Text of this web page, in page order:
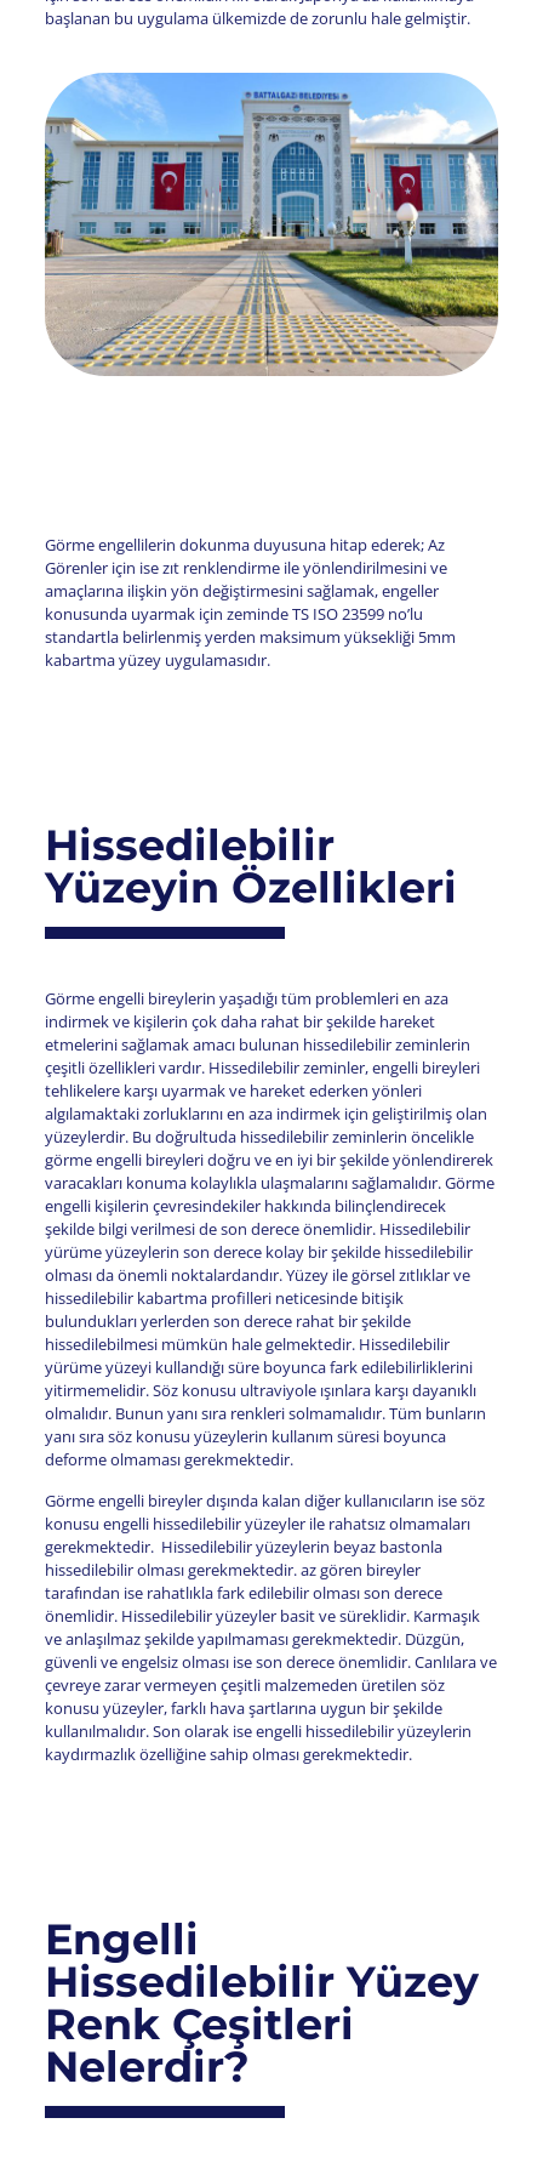
başlanan bu uygulama ülkemizde de zorunlu hale gelmiştir.
Görme engellilerin dokunma duyusuna hitap ederek; Az
Görenler için ise zıt renklendirme ile yönlendirilmesini ve
amaçlarına ilişkin yön değiştirmesini sağlamak, engeller
konusunda uyarmak için zeminde TS ISO 23599 no’lu
standartla belirlenmiş yerden maksimum yüksekliği 5mm
kabartma yüzey uygulamasıdır.
Hissedilebilir
Yüzeyin Özellikleri
Görme engelli bireylerin yaşadığı tüm problemleri en aza
indirmek ve kişilerin çok daha rahat bir şekilde hareket
etmelerini sağlamak amacı bulunan hissedilebilir zeminlerin
çeşitli özellikleri vardır. Hissedilebilir zeminler, engelli bireyleri
tehlikelere karşı uyarmak ve hareket ederken yönleri
algılamaktaki zorluklarını en aza indirmek için geliştirilmiş olan
yüzeylerdir. Bu doğrultuda hissedilebilir zeminlerin öncelikle
görme engelli bireyleri doğru ve en iyi bir şekilde yönlendirerek
varacakları konuma kolaylıkla ulaşmalarını sağlamalıdır. Görme
engelli kişilerin çevresindekiler hakkında bilinçlendirecek
şekilde bilgi verilmesi de son derece önemlidir. Hissedilebilir
yürüme yüzeylerin son derece kolay bir şekilde hissedilebilir
olması da önemli noktalardandır. Yüzey ile görsel zıtlıklar ve
hissedilebilir kabartma profilleri neticesinde bitişik
bulundukları yerlerden son derece rahat bir şekilde
hissedilebilmesi mümkün hale gelmektedir. Hissedilebilir
yürüme yüzeyi kullandığı süre boyunca fark edilebilirliklerini
yitirmemelidir. Söz konusu ultraviyole ışınlara karşı dayanıklı
olmalıdır. Bunun yanı sıra renkleri solmamalıdır. Tüm bunların
yanı sıra söz konusu yüzeylerin kullanım süresi boyunca
deforme olmaması gerekmektedir.
Görme engelli bireyler dışında kalan diğer kullanıcıların ise söz
konusu engelli hissedilebilir yüzeyler ile rahatsız olmamaları
gerekmektedir. Hissedilebilir yüzeylerin beyaz bastonla
hissedilebilir olması gerekmektedir. az gören bireyler
tarafından ise rahatlıkla fark edilebilir olması son derece
önemlidir. Hissedilebilir yüzeyler basit ve süreklidir. Karmaşık
ve anlaşılmaz şekilde yapılmaması gerekmektedir. Düzgün,
güvenli ve engelsiz olması ise son derece önemlidir. Canlılara ve
çevreye zarar vermeyen çeşitli malzemeden üretilen söz
konusu yüzeyler, farklı hava şartlarına uygun bir şekilde
kullanılmalıdır. Son olarak ise engelli hissedilebilir yüzeylerin
kaydırmazlık özelliğine sahip olması gerekmektedir.
Engelli
Hissedilebilir Yüzey
Renk Çeşitleri
Nelerdir?